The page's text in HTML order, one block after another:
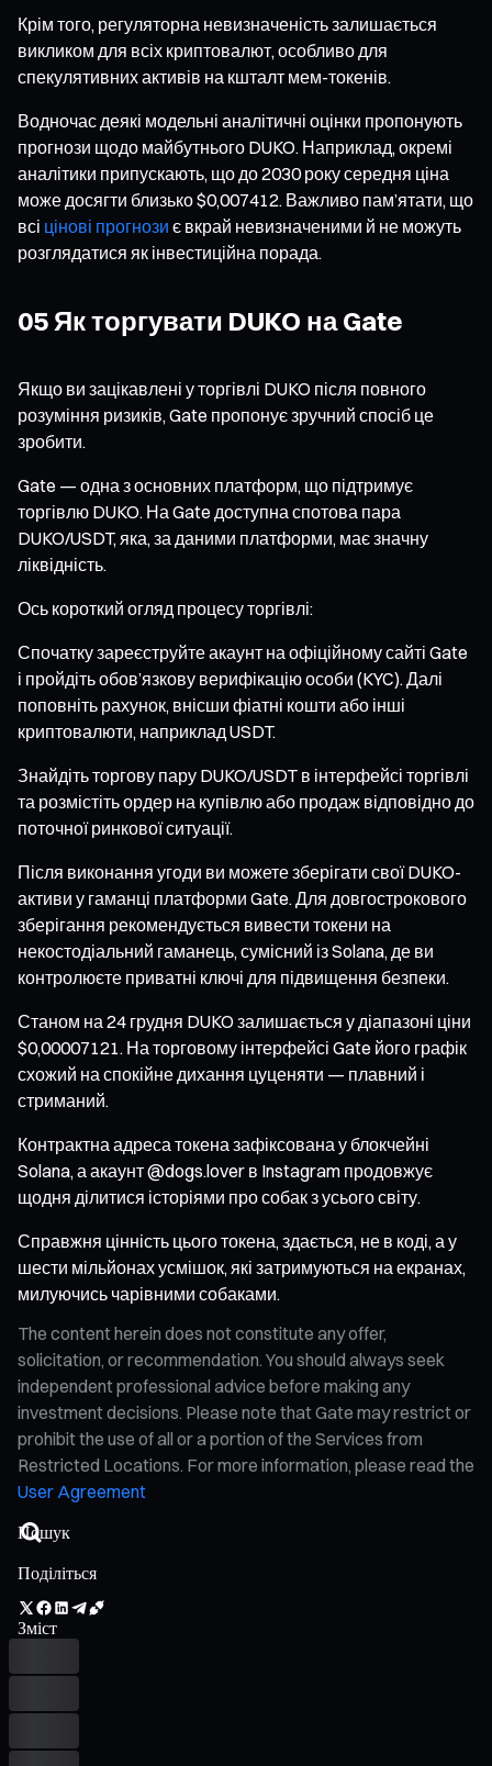
Крім того, регуляторна невизначеність залишається
викликом для всіх криптовалют, особливо для
спекулятивних активів на кшталт мем-токенів.
Водночас деякі модельні аналітичні оцінки пропонують
прогнози щодо майбутнього DUKO. Наприклад, окремі
аналітики припускають, що до 2030 року середня ціна
може досягти близько $0,007412. Важливо пам’ятати, що
всі цінові прогнози є вкрай невизначеними й не можуть
розглядатися як інвестиційна порада.
05 Як торгувати DUKO на Gate
Якщо ви зацікавлені у торгівлі DUKO після повного
розуміння ризиків, Gate пропонує зручний спосіб це
зробити.
Gate — одна з основних платформ, що підтримує
торгівлю DUKO. На Gate доступна спотова пара
DUKO/USDT, яка, за даними платформи, має значну
ліквідність.
Ось короткий огляд процесу торгівлі:
Спочатку зареєструйте акаунт на офіційному сайті Gate
і пройдіть обов’язкову верифікацію особи (KYC). Далі
поповніть рахунок, внісши фіатні кошти або інші
криптовалюти, наприклад USDT.
Знайдіть торгову пару DUKO/USDT в інтерфейсі торгівлі
та розмістіть ордер на купівлю або продаж відповідно до
поточної ринкової ситуації.
Після виконання угоди ви можете зберігати свої DUKO-
активи у гаманці платформи Gate. Для довгострокового
зберігання рекомендується вивести токени на
некостодіальний гаманець, сумісний із Solana, де ви
контролюєте приватні ключі для підвищення безпеки.
Станом на 24 грудня DUKO залишається у діапазоні ціни
$0,00007121. На торговому інтерфейсі Gate його графік
схожий на спокійне дихання цуценяти — плавний і
стриманий.
Контрактна адреса токена зафіксована у блокчейні
Solana, а акаунт @dogs.lover в Instagram продовжує
щодня ділитися історіями про собак з усього світу.
Справжня цінність цього токена, здається, не в коді, а у
шести мільйонах усмішок, які затримуються на екранах,
милуючись чарівними собаками.
The content herein does not constitute any offer,
solicitation, or recommendation. You should always seek
independent professional advice before making any
investment decisions. Please note that Gate may restrict or
prohibit the use of all or a portion of the Services from
Restricted Locations. For more information, please read the
User Agreement
Поділіться
Зміст